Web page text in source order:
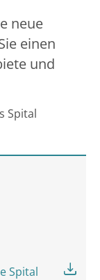
neue
einen
und
Spital
Spital